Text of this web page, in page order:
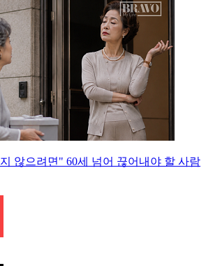
않으려면" 60세 넘어 끊어내야 할 사람